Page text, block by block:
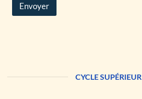
Envoyer
CYCLE SUPÉRIEUR